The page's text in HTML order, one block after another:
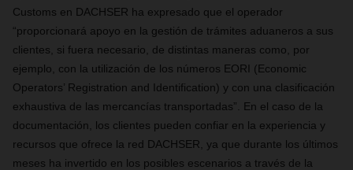
Customs en DACHSER ha expresado que el operador
“proporcionará apoyo en la gestión de trámites aduaneros a sus
clientes, si fuera necesario, de distintas maneras como, por
ejemplo, con la utilización de los números EORI (Economic
Operators’ Registration and Identification) y con una clasificación
exhaustiva de las mercancías transportadas”. En el caso de la
documentación, los clientes pueden confiar en la experiencia y
recursos que ofrece la red DACHSER, ya que durante los últimos
meses ha invertido en los posibles escenarios a través de la